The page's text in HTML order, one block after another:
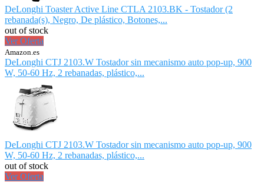
DeLonghi Toaster Active Line CTLA 2103.BK - Tostador (2
rebanada(s), Negro, De plástico, Botones,...
out of stock
Ver Oferta
Amazon.es
DeLonghi CTJ 2103.W Tostador sin mecanismo auto pop-up, 900
W, 50-60 Hz, 2 rebanadas, plástico,...
DeLonghi CTJ 2103.W Tostador sin mecanismo auto pop-up, 900
W, 50-60 Hz, 2 rebanadas, plástico,...
out of stock
Ver Oferta